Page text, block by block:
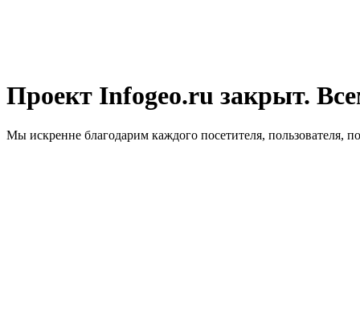
Проект Infogeo.ru закрыт.
Мы искренне благодарим каждого посетителя, пользователя,